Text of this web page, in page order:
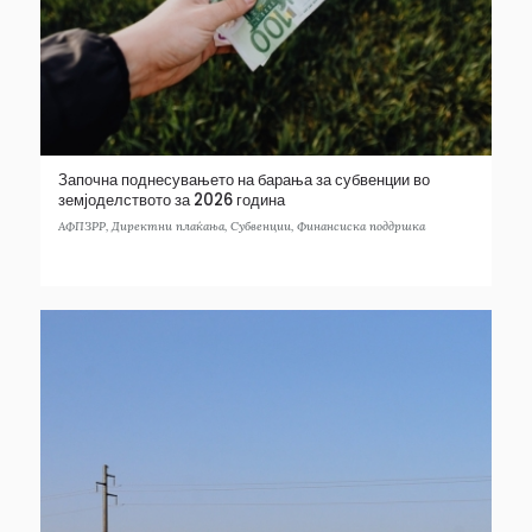
Започна поднесувањето на барања за субвенции во
земјоделството за 2026 година
АФПЗРР, Директни плаќања, Субвенции, Финансиска поддршка